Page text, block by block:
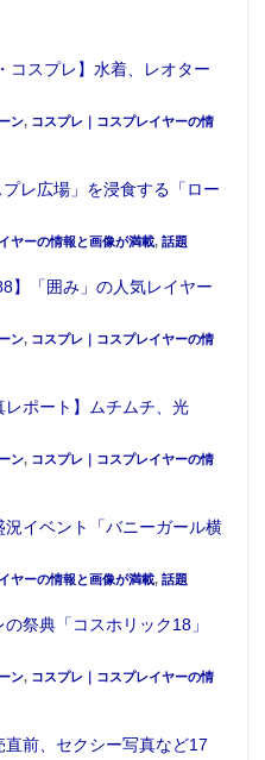
ションを楽しんだり、
飼い主が多くいることか
変身させることができる
員となるなど、ペットと
パートナーに、商品を展
コスプレ】水着、レオター
ン, コスプレ｜コスプレイヤーの情
プレ広場」を浸食する「ロー
ヤーの情報と画像が満載, 話題
】「囲み」の人気レイヤー
ン, コスプレ｜コスプレイヤーの情
レポート】ムチムチ、光
ン, コスプレ｜コスプレイヤーの情
イベント「バニーガール横
ヤーの情報と画像が満載, 話題
祭典「コスホリック18」
ン, コスプレ｜コスプレイヤーの情
前、セクシー写真など17